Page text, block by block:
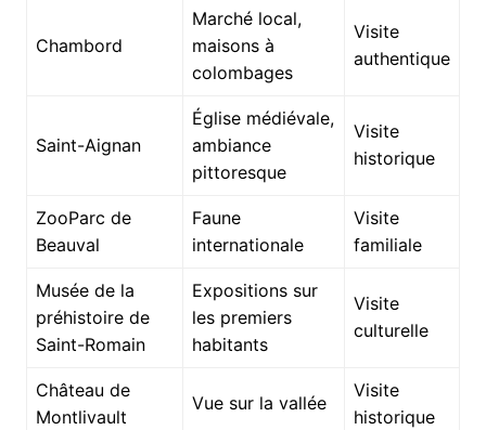
Chambord
Marché local,
maisons à
colombages
Visite
authentique
Saint-Aignan
Église médiévale,
ambiance
pittoresque
Visite
historique
ZooParc de
Beauval
Faune
internationale
Visite
familiale
Musée de la
préhistoire de
Saint-Romain
Expositions sur
les premiers
habitants
Visite
culturelle
Château de
Montlivault
Vue sur la vallée
Visite
historique